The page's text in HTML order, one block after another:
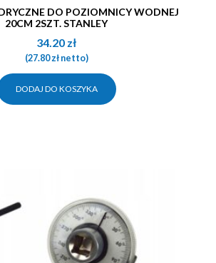
20CM 2SZT. STANLEY
34.20 zł
(27.80złnetto)
DODAJ DO KOSZYKA